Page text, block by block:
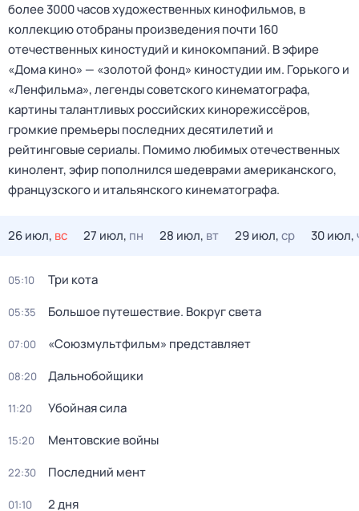
более 3000 часов художественных кинофильмов, в
коллекцию отобраны произведения почти 160
отечественных киностудий и кинокомпаний. В эфире
«Дома кино» — «золотой фонд» киностудии им. Горького и
«Ленфильма», легенды советского кинематографа,
картины талантливых российских кинорежиссёров,
громкие премьеры последних десятилетий и
рейтинговые сериалы. Помимо любимых отечественных
кинолент, эфир пополнился шедеврами американского,
французского и итальянского кинематографа.
26 июл, вс 27 июл, пн 28 июл, вт 29 июл,ср 30 июл,
05:10 Три кота
05:35 Большое путешествие. Вокруг света
07:00 «Союзмультфильм» представляет
08:20 Дальнобойщики
11:20 Убойная сила
15:20 Ментовские войны
22:30 Последний мент
01:10 2 дня